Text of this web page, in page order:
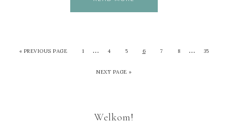
« PREVIOUS PAGE 1 … 4 5 6 7 8 … 35
NEXT PAGE »
Welkom!